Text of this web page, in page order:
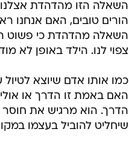
השאלה הזו מהדהדת אצלנו
הורים טובים, האם אנחנו
השאלה מהדהדת כי פשוט
צפוי לנו. הילד באופן
כמו אותו אדם שיוצא
האם באמת זו הדרך או
הדרך. הוא מרגיש את חוסר
שיחליט להוביל בעצמו